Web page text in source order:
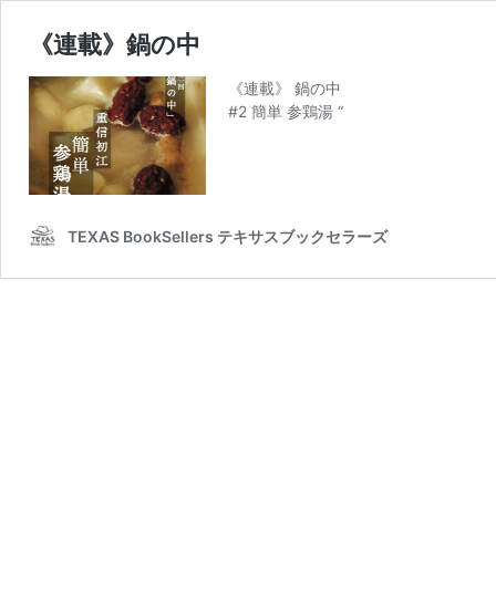
《連載》鍋の中
《連載》 鍋の中
#2 簡単 参鶏湯 “
TEXAS BookSellers テキサスブックセラーズ